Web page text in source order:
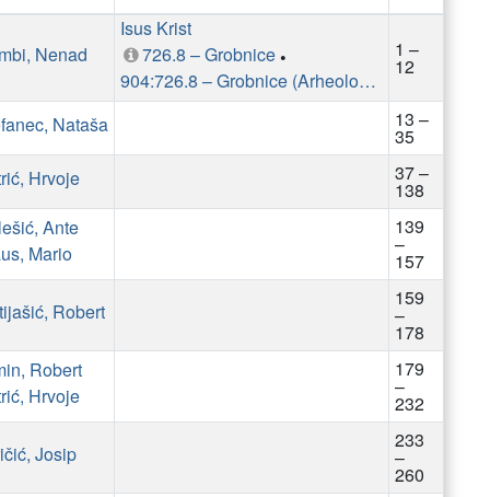
Nenad
Isus Krist
726.8 – Grobnice •
904:726.8 – Grobnice (Arheološki nalazi)
1 –
12
Nataša 13 –
35
Hrvoje 37 –
138
Ante
Mario
139
–
157
Robert
159
–
178
Robert
Hrvoje
179
–
232
Josip
233
–
260